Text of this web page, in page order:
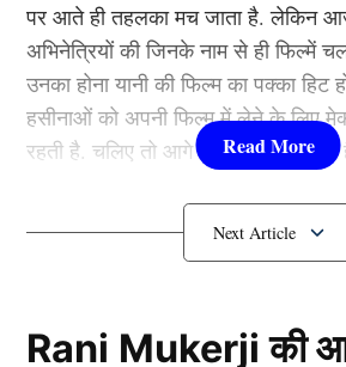
यह भी पढ़ें:चेतेश्वर पुजारा के फेयरवेल मैच
टीम के खिलाफ खेलेंगे अपना अंतिम मैच
Cheteshwar Pujara की
पर आते ही तहलका मच जाता है. लेकिन
अभिनेत्रियों की जिनके नाम से ही फिल्में
उनका होना यानी की फिल्म का पक्का हिट
हसीनाओं को अपनी फिल्म में लेने के लिए
रहती है. चलिए तो आगे जानते हैं कौन-
कौन हैंBollywood की यह
Padukone)
Rani Mukerji की